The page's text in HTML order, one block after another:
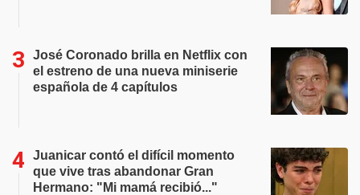
José Coronado brilla en Netflix con
el estreno de una nueva miniserie
española de 4 capítulos
Juanicar contó el difícil momento
que vive tras abandonar Gran
Hermano: "Mi mamá recibió..."